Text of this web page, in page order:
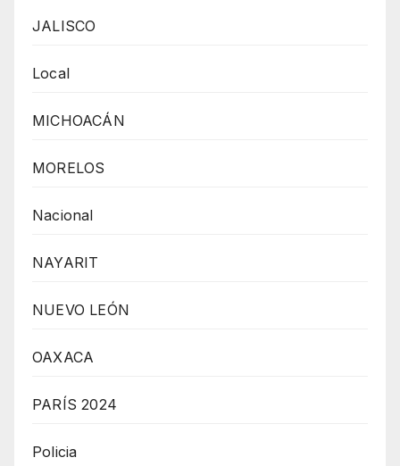
JALISCO
Local
MICHOACÁN
MORELOS
Nacional
NAYARIT
NUEVO LEÓN
OAXACA
PARÍS 2024
Policia